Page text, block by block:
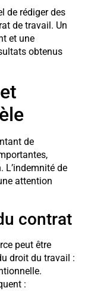
de rédiger des
de travail. Un
et une
obtenus
de
L’indemnité de
attention
contrat
peut être
droit du travail :
: